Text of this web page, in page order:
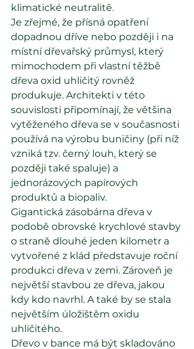
klimatické neutralitě.
Je zřejmé, že přísná opatření
dopadnou dříve nebo později i na
místní dřevařský průmysl, který
mimochodem při vlastní těžbě
dřeva oxid uhličitý rovněž
produkuje. Architekti v této
souvislosti připomínají, že většina
vytěženého dřeva se v současnosti
používá na výrobu buničiny (při níž
vzniká tzv. černý louh, který se
později také spaluje) a
jednorázových papírových
produktů a biopaliv.
Gigantická zásobárna dřeva v
podobě obrovské krychlové stavby
o straně dlouhé jeden kilometr a
vytvořené z klád představuje roční
produkci dřeva v zemi. Zároveň je
největší stavbou ze dřeva, jakou
kdy kdo navrhl. A také by se stala
největším úložištěm oxidu
uhličitého.
Dřevo v bance má být skladováno